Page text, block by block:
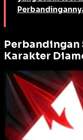
Karakter